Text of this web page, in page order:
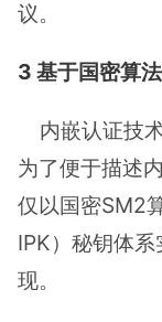
议。
3 基于国密算
内嵌认证技
为了便于描述
仅以国密SM2
IPK）秘钥体
现。